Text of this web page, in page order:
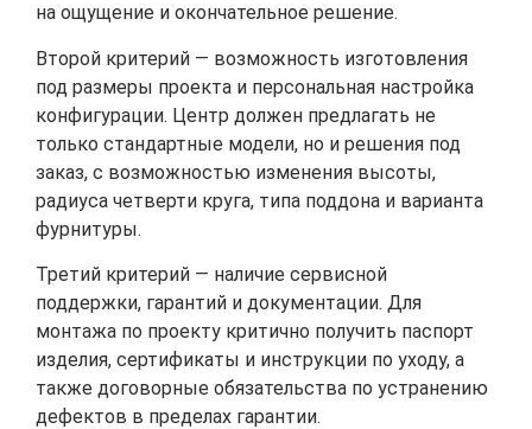
на ощущение и окончательное решение.
Второй критерий — возможность изготовления
под размеры проекта и персональная настройка
конфигурации. Центр должен предлагать не
только стандартные модели, но и решения под
заказ, с возможностью изменения высоты,
радиуса четверти круга, типа поддона и варианта
фурнитуры.
Третий критерий — наличие сервисной
поддержки, гарантий и документации. Для
монтажа по проекту критично получить паспорт
изделия, сертификаты и инструкции по уходу, а
также договорные обязательства по устранению
дефектов в пределах гарантии.